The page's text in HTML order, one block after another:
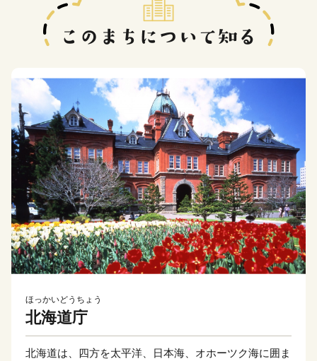
ほっかいどうちょう
北海道庁
北海道は、四方を太平洋、日本海、オホーツク海に囲ま